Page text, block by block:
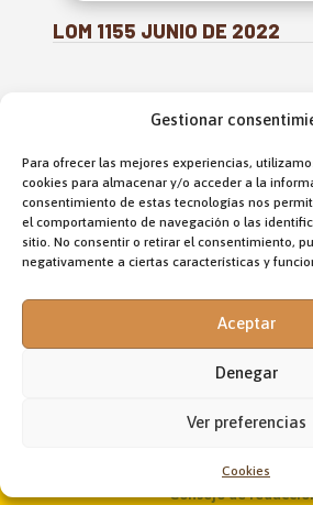
Gestionar
Para ofrecer las mejores experiencias,
cookies para almacenar y/o acceder a la
consentimiento de estas tecnologías nos
el comportamiento de navegación o las
sitio. No consentir o retirar el consentimiento,
negativamente a ciertas características y
Aceptar
Denegar
Ver preferencias
Cookies
LOM 1155 JUNIO DE 2022
Dirección:
Fr. Jon Korta
Administración:
Jon Andoni Ruiz de
José Ángel Laka
Consejo de